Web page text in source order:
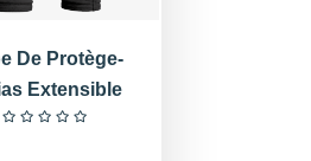
De Protège-
Extensible